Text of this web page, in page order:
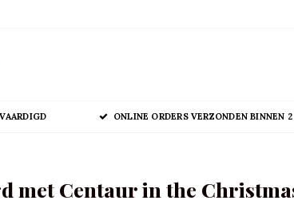
ONLINE ORDERS VERZONDEN BINNEN
met Centaur in the